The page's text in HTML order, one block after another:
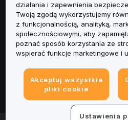
Usługi
Obsługa Klienta
Informacje prawne
działania i zapewnienia
Twoją zgodą wykorzystujemy
z funkcjonalnością, analityką,
społecznościowymi, aby
poznać sposób korzystania ze
wspierać funkcje marketingowe i
Akceptuj wszystkie
pliki cookie
Ustawienia